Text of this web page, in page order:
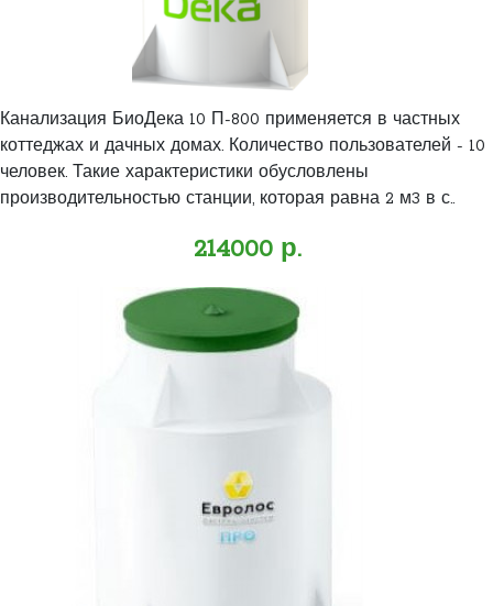
Канализация БиоДека 10 П-800 применяется в частных
коттеджах и дачных домах. Количество пользователей - 10
человек. Такие характеристики обусловлены
производительностью станции, которая равна 2 м3 в с..
214000 р.